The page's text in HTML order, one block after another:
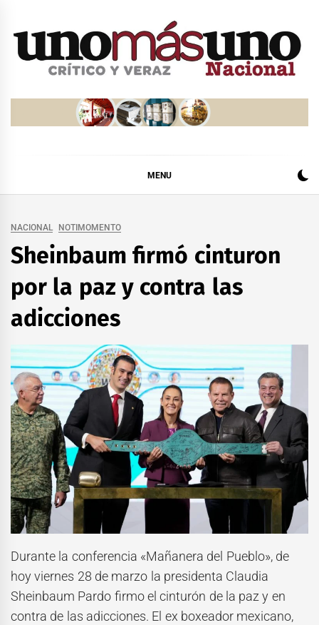
MENU
NACIONAL NOTIMOMENTO
Sheinbaum firmó cinturon
por la paz y contra las
adicciones
Durante la conferencia «Mañanera del Pueblo», de
hoy viernes 28 de marzo la presidenta Claudia
Sheinbaum Pardo firmo el cinturón de la paz y en
contra de las adicciones. El ex boxeador mexicano,